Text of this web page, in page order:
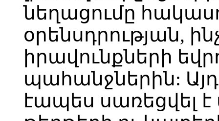
նեղացումը
օրենսդրության,
իրավունքների
պահանջներին:
էապես սառեցվել